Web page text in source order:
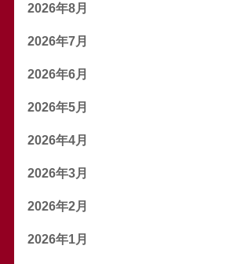
2026年8月
2026年7月
2026年6月
2026年5月
2026年4月
2026年3月
2026年2月
2026年1月